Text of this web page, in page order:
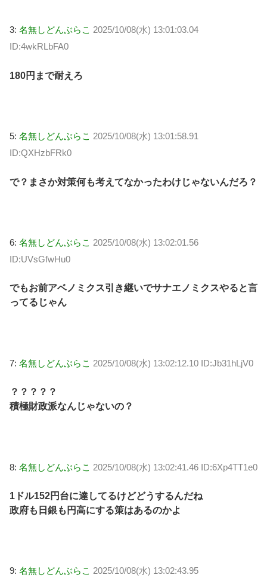
3: 名無しどんぶらこ 2025/10/08(水) 13:01:03.04
ID:4wkRLbFA0
180円まで耐えろ
5: 名無しどんぶらこ 2025/10/08(水) 13:01:58.91
ID:QXHzbFRk0
で？まさか対策何も考えてなかったわけじゃないんだろ？
6: 名無しどんぶらこ 2025/10/08(水) 13:02:01.56
ID:UVsGfwHu0
でもお前アベノミクス引き継いでサナエノミクスやると言
ってるじゃん
7: 名無しどんぶらこ 2025/10/08(水) 13:02:12.10 ID:Jb31hLjV0
？？？？？
積極財政派なんじゃないの？
8: 名無しどんぶらこ 2025/10/08(水) 13:02:41.46 ID:6Xp4TT1e0
1ドル152円台に達してるけどどうするんだね
政府も日銀も円高にする策はあるのかよ
9: 名無しどんぶらこ 2025/10/08(水) 13:02:43.95